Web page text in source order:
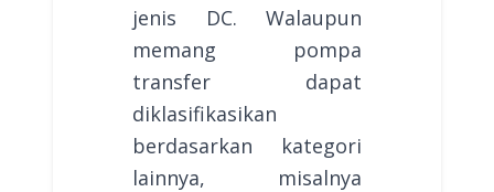
jenis DC. Walaupun
memang pompa
transfer dapat
diklasifikasikan
berdasarkan kategori
lainnya, misalnya